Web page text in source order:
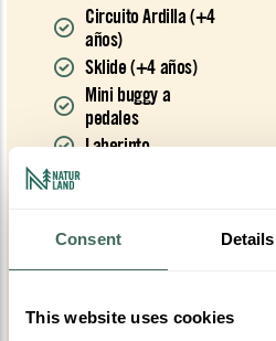
Consent Details
This website uses cookies
Circuito Ardilla (+4
años)
Sklide (+4 años)
Mini buggy a
pedales
Laberinto
Push Bikes (1h)
Ponis